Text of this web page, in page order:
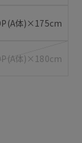
体)×175cm
体)×180cm